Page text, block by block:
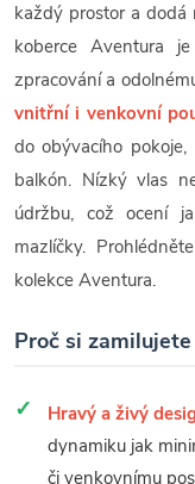
každý prostor a dodá
koberce Aventura
zpracování a
vnitřní i venkovní
do obývacího
balkón. Nízký vlas
údržbu, což ocení
mazlíčky.
kolekce Aventura.
Proč si
Hravý a živý
dynamiku jak
či venkovnímu